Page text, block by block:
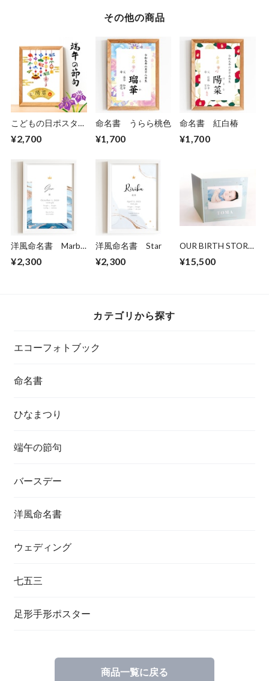
その他の商品
こどもの日ポスター
風」
¥2,700
命名書 うらら桃色
¥1,700
命名書 紅白椿
¥1,700
洋風命名書 Marble
¥2,300
洋風命名書 Star
¥2,300
OUR BIRTH STORY
2面「WATER」ハー
¥15,500
カテゴリから探す
エコーフォトブック
命名書
ひなまつり
端午の節句
バースデー
洋風命名書
ウェディング
七五三
足形手形ポスター
商品一覧に戻る